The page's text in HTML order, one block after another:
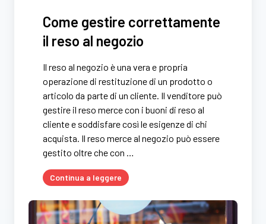
Come gestire correttamente
il reso al negozio
Il reso al negozio è una vera e propria
operazione di restituzione di un prodotto o
articolo da parte di un cliente. Il venditore può
gestire il reso merce con i buoni di reso al
cliente e soddisfare così le esigenze di chi
acquista. Il reso merce al negozio può essere
gestito oltre che con …
Continua a leggere